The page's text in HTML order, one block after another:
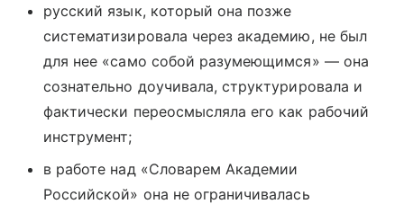
русский язык, который она позже
систематизировала через академию, не был
для нее «само собой разумеющимся» — она
сознательно доучивала, структурировала и
фактически переосмысляла его как рабочий
инструмент;
в работе над «Словарем Академии
Российской» она не ограничивалась